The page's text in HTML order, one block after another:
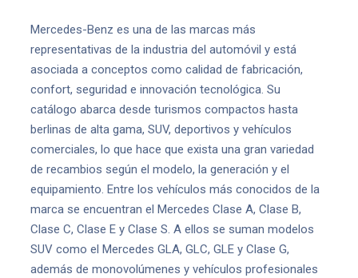
Mercedes-Benz es una de las marcas más
representativas de la industria del automóvil y está
asociada a conceptos como calidad de fabricación,
confort, seguridad e innovación tecnológica. Su
catálogo abarca desde turismos compactos hasta
berlinas de alta gama, SUV, deportivos y vehículos
comerciales, lo que hace que exista una gran variedad
de recambios según el modelo, la generación y el
equipamiento. Entre los vehículos más conocidos de la
marca se encuentran el Mercedes Clase A, Clase B,
Clase C, Clase E y Clase S. A ellos se suman modelos
SUV como el Mercedes GLA, GLC, GLE y Clase G,
además de monovolúmenes y vehículos profesionales